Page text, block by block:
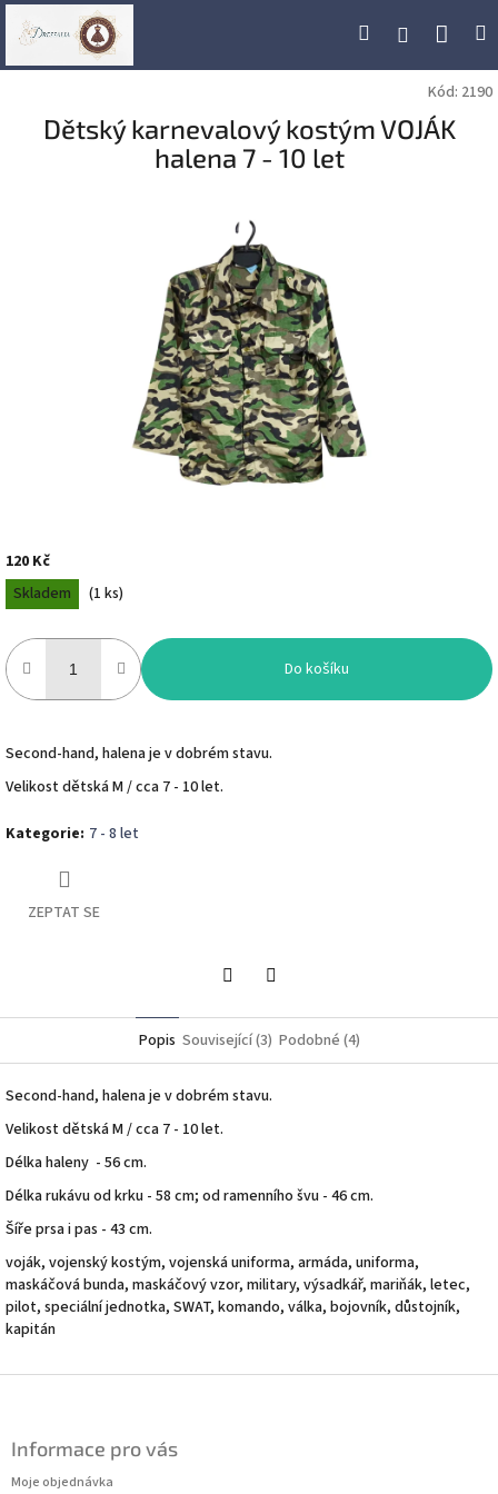
Přejít
Hledat Přihlášení
Kód: 2190
Dětský karnevalový kostým VOJÁK
halena 7 - 10 let
120 Kč
Měrná
cena:
Skladem (1 ks)
Do košíku
Second-hand, halena je v dobrém stavu.
Velikost dětská M / cca 7 - 10 let.
Kategorie: 7 - 8 let
ZEPTAT SE
Popis Související (3) Podobné (4)
Second-hand, halena je v dobrém stavu.
Velikost dětská M / cca 7 - 10 let.
Délka haleny - 56 cm.
Délka rukávu od krku - 58 cm; od ramenního švu - 46 cm.
Šíře prsa i pas - 43 cm.
voják, vojenský kostým, vojenská uniforma, armáda, uniforma,
maskáčová bunda, maskáčový vzor, military, výsadkář, mariňák, letec,
pilot, speciální jednotka, SWAT, komando, válka, bojovník, důstojník,
kapitán
Informace pro vás
Moje objednávka